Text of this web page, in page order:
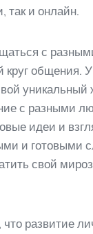
так и онлайн.
с
круг общения.
с разными
идеи и
и готовыми
свой
развитие